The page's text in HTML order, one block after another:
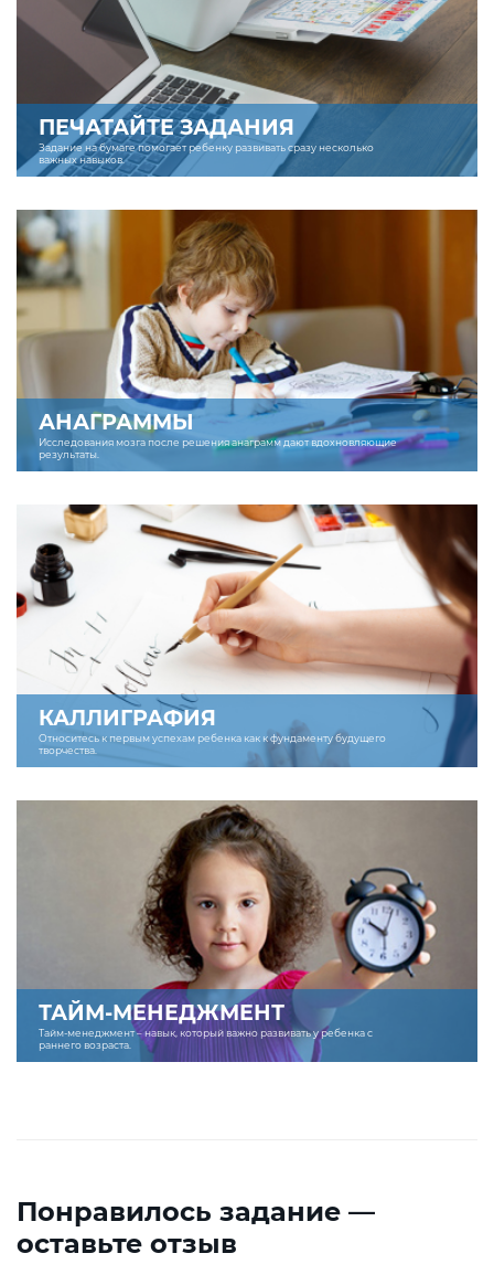
ПЕЧАТАЙТЕ ЗАДАНИЯ
Задание на бумаге помогает ребенку развивать сразу несколько
важных навыков.
АНАГРАММЫ
Исследования мозга после решения анаграмм дают вдохновляющие
результаты.
КАЛЛИГРАФИЯ
Относитесь к первым успехам ребенка как к фундаменту будущего
творчества.
ТАЙМ-МЕНЕДЖМЕНТ
Тайм-менеджмент – навык, который важно развивать у ребенка с
раннего возраста.
Понравилось задание —
оставьте отзыв